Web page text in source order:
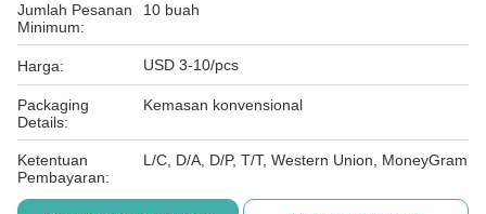
Jumlah Pesanan
Minimum:
10 buah
Harga: USD 3-10/pcs
Packaging
Details:
Kemasan konvensional
Ketentuan
Pembayaran:
L/C, D/A, D/P, T/T, Western Union, MoneyGram